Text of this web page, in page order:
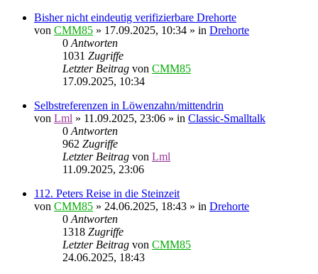
Bisher nicht eindeutig verifizierbare Drehorte
von CMM85 » 17.09.2025, 10:34 » in Drehorte
0 Antworten
1031 Zugriffe
Letzter Beitrag von CMM85
17.09.2025, 10:34
Selbstreferenzen in Löwenzahn/mittendrin
von Lml » 11.09.2025, 23:06 » in Classic-Smalltalk
0 Antworten
962 Zugriffe
Letzter Beitrag von Lml
11.09.2025, 23:06
112. Peters Reise in die Steinzeit
von CMM85 » 24.06.2025, 18:43 » in Drehorte
0 Antworten
1318 Zugriffe
Letzter Beitrag von CMM85
24.06.2025, 18:43